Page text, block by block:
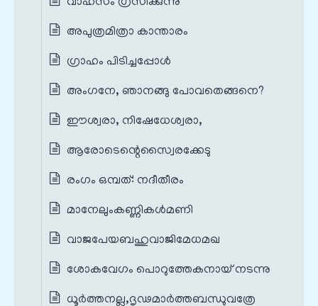
വാഹസം ഗ്രസിക്കുന്നു
അപുത്രമിത്രാ കാന്താരം
ഗ്രാഹം പിടിച്ചപ്പോൾ
അംഗനേ, ഞാനങ്ങു പോവതെങ്ങനെ?
ഈശ്വരാ, നിഷേധേശ്വരാ,
ആരോടെന്റെസ്വൈരക്കേടു
രംഗം ഒമ്പത്: നദീതീരം
മാനേലുംകണ്ണികൾമണി
വാജപേയബഹുവാജിമേധമഖ
ശോകവേഗം പൊറുത്തേകനായ്‌ നടന്നു
ധൂർത്തനല്ല,ദൃഢമാർത്തബന്ധുവത്രേ